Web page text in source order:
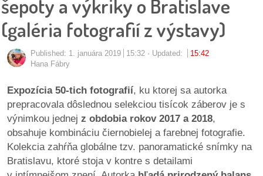
zákony
mestské
časti
kauzy
konania
stavebné
konania
šepoty a výkriky o Bratislave
(galéria fotografií z výstavy)
Published: 1. januára 2019 15:32 Updated:
15:42
Hana Fábry
Expozícia 50-tich fotografií, ku ktorej sa autorka
prepracovala dôslednou selekciou tisícok záberov je s
výnimkou jednej z obdobia rokov 2017 a 2018,
obsahuje kombináciu čiernobielej a farebnej fotografie.
Kolekcia zahŕňa globálne tzv. panoramatické snímky na
Bratislavu, ktoré stoja v kontre s detailami